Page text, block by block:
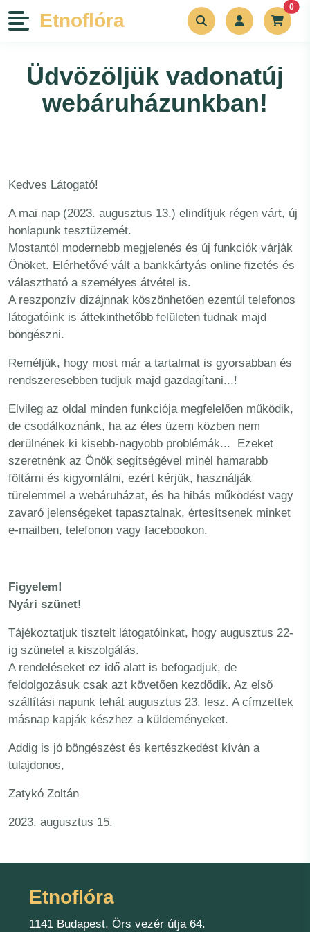
Etnoflóra
Növények
Szerszámok
Kapcsolat
Blog
Rólunk írták
0
Üdvözöljük vadonatúj
webáruházunkban!
Kedves Látogató!
A mai nap (2023. augusztus 13.) elindítjuk régen várt, új
honlapunk tesztüzemét.
Mostantól modernebb megjelenés és új funkciók várják
Önöket. Elérhetővé vált a bankkártyás online fizetés és
választható a személyes átvétel is.
A reszponzív dizájnnak köszönhetően ezentúl telefonos
látogatóink is áttekinthetőbb felületen tudnak majd
böngészni.
Reméljük, hogy most már a tartalmat is gyorsabban és
rendszeresebben tudjuk majd gazdagítani...!
Elvileg az oldal minden funkciója megfelelően működik,
de csodálkoznánk, ha az éles üzem közben nem
derülnének ki kisebb-nagyobb problémák... Ezeket
szeretnénk az Önök segítségével minél hamarabb
föltárni és kigyomlálni, ezért kérjük, használják
türelemmel a webáruházat, és ha hibás működést vagy
zavaró jelenségeket tapasztalnak, értesítsenek minket
e-mailben, telefonon vagy facebookon.
Figyelem!
Nyári szünet!
Tájékoztatjuk tisztelt látogatóinkat, hogy augusztus 22-
ig szünetel a kiszolgálás.
A rendeléseket ez idő alatt is befogadjuk, de
feldolgozásuk csak azt követően kezdődik. Az első
szállítási napunk tehát augusztus 23. lesz. A címzettek
másnap kapják készhez a küldeményeket.
Addig is jó böngészést és kertészkedést kíván a
tulajdonos,
Zatykó Zoltán
2023. augusztus 15.
Etnoflóra
1141 Budapest, Örs vezér útja 64.